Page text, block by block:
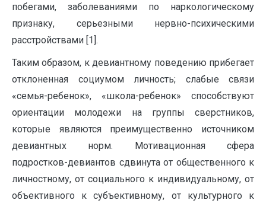
побегами, заболеваниями по наркологическому
признаку, серьезными нервно-психическими
расстройствами [1].
Таким образом, к девиантному поведению прибегает
отклоненная социумом личность; слабые связи
«семья-ребенок», «школа-ребенок» способствуют
ориентации молодежи на группы сверстников,
которые являются преимущественно источником
девиантных норм. Мотивационная сфера
подростков-девиантов сдвинута от общественного к
личностному, от социального к индивидуальному, от
объективного к субъективному, от культурного к